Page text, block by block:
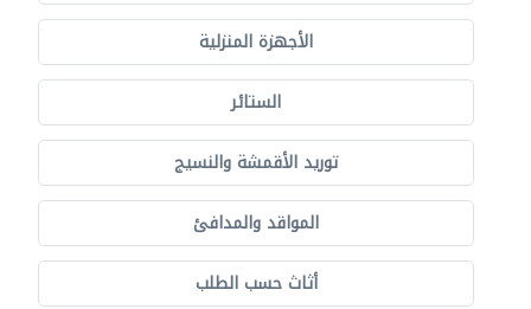
الأجهزة المنزلية
الستائر
توريد الأقمشة والنسيج
المواقد والمدافئ
أثاث حسب الطلب